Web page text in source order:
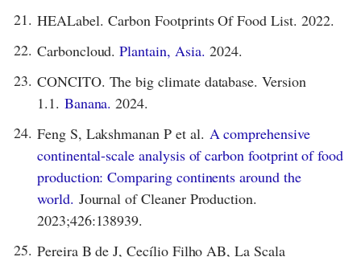
21. HEALabel. Carbon Footprints Of Food List. 2022.
22. Carboncloud.Plantain, Asia. 2024.
23. CONCITO. The big climate database. Version
1.1. Banana. 2024.
24. Feng S, Lakshmanan P et al. A comprehensive
continental-scale analysis of carbon footprint of food
production: Comparing continents around the
world. Journal of Cleaner Production.
2023;426:138939.
25. Pereira B de J, Cecílio Filho AB, La Scala